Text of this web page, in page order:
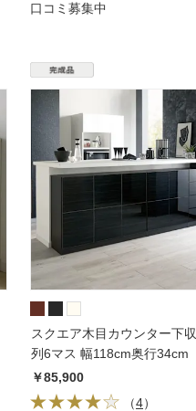
口コミ募集中
スクエア木目カウンター下
列6マス 幅118cm奥行34cm
￥85,900
（4）